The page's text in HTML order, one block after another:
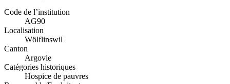
Code de l’institution
AG90
Localisation
Wölflinswil
Canton
Argovie
Catégories historiques
Hospice de pauvres